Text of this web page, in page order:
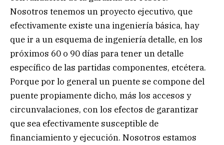
Nosotros tenemos un proyecto ejecutivo, que
efectivamente existe una ingeniería básica, hay
que ir a un esquema de ingeniería detalle, en los
próximos 60 o 90 días para tener un detalle
específico de las partidas componentes, etcétera.
Porque por lo general un puente se compone del
puente propiamente dicho, más los accesos y
circunvalaciones, con los efectos de garantizar
que sea efectivamente susceptible de
financiamiento y ejecución. Nosotros estamos